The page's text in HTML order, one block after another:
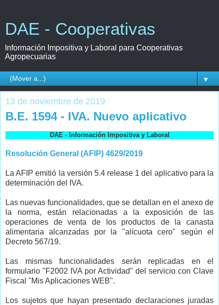
DAE - Cooperativas
Información Impositiva y Laboral para Cooperativas
Agropecuarias
▼
13 de noviembre de 2019
B.E. 1594 - IVA. Nuevo aplicativo
DAE - Información Impositiva y Laboral
Resolución General (AFIP) 4629/2019
La AFIP emitió la versión 5.4 release 1 del aplicativo para la
determinación del IVA.
Las nuevas funcionalidades, que se detallan en el anexo de
la norma, están relacionadas a la exposición de las
operaciones de venta de los productos de la canasta
alimentaria alcanzadas por la "alícuota cero" según el
Decreto 567/19.
Las mismas funcionalidades serán replicadas en el
formulario "F2002 IVA por Actividad" del servicio con Clave
Fiscal "Mis Aplicaciones WEB".
Los sujetos que hayan presentado declaraciones juradas